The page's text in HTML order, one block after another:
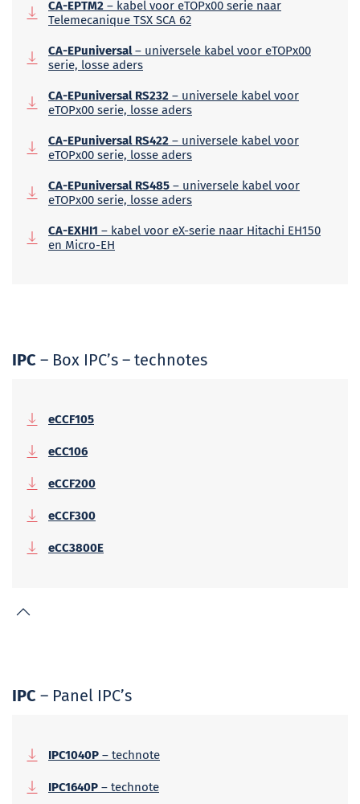
CA-EPTM2 – kabel voor eTOPx00 serie naar
Telemecanique TSX SCA 62
CA-EPuniversal– universele kabel voor eTOPx00
serie, losse aders
CA-EPuniversal RS232 – universele kabel voor
eTOPx00 serie, losse aders
CA-EPuniversal RS422 – universele kabel voor
eTOPx00 serie, losse aders
CA-EPuniversal RS485 – universele kabel voor
eTOPx00 serie, losse aders
CA-EXHI1 – kabel voor eX-serie naar Hitachi EH150
en Micro-EH
IPC – Box IPC’s – technotes
eCCF105
eCC106
eCCF200
eCCF300
eCC3800E
IPC – Panel IPC’s
IPC1040P – technote
IPC1640P – technote